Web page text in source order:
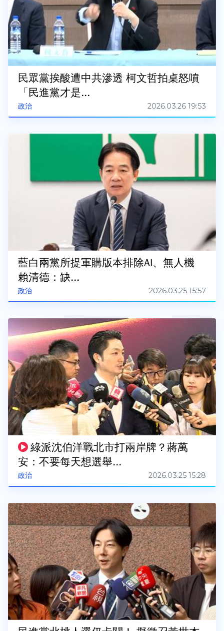
政治
民眾黨挨酸遭中共滲透 柯文哲拍桌怒噴
「民進黨才是...
2026.03.26 19:53
政治
藍白兩黨所提軍購版本排除AI、無人機
賴清德：缺...
2026.03.25 15:57
政治
綠派沈伯洋戰北市打兩岸牌？蔣萬
安：不要每天想選舉...
2026.03.25 15:28